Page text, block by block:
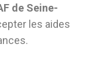
de Seine-
les aides